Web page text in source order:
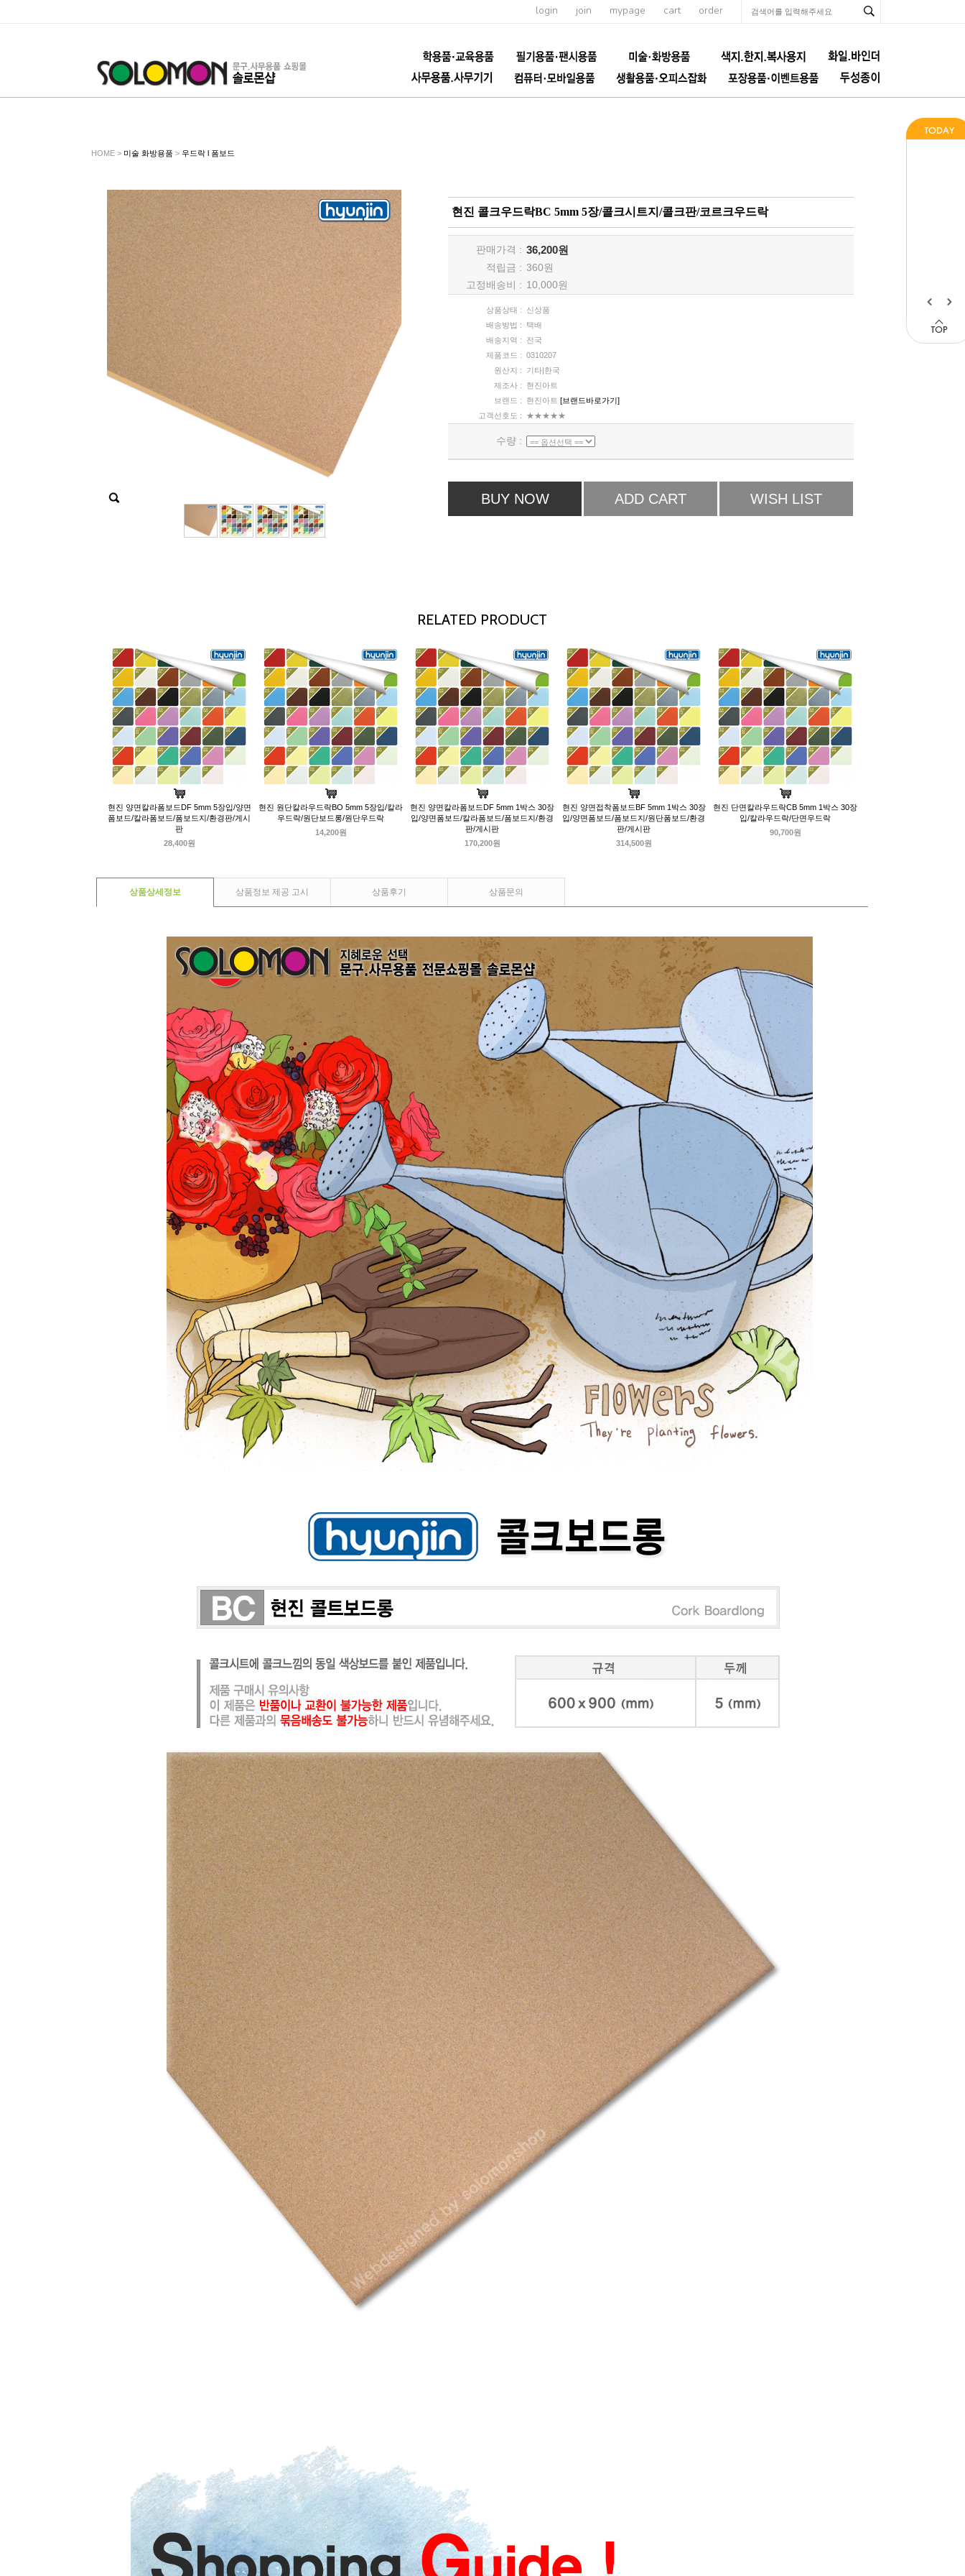
login join mypage cart order
HOME > 미술 화방용품 > 우드락 l 폼보드
현진 콜크우드락BC 5mm 5장/콜크시트지/콜크판/코르크우드락
판매가격 : 36,200원
적립금 : 360원
고정배송비 : 10,000원
상품상태 :
신상품
배송방법 :
택배
배송지역 :
전국
제품코드 : 0310207
원산지 :
기타|한국
제조사 :
현진아트
브랜드 :
현진아트 [브랜드바로가기]
고객선호도 :
★★★★★
수량 :
BUY NOW ADD CART WISH LIST
RELATED PRODUCT
현진 양면칼라폼보드DF 5mm 5장입/양면
폼보드/칼라폼보드/폼보드지/환경판/게시
판
28,400원
현진 원단칼라우드락BO 5mm 5장입/칼라
우드락/원단보드롱/원단우드락
14,200원
현진 양면칼라폼보드DF 5mm 1박스 30장
입/양면폼보드/칼라폼보드/폼보드지/환경
판/게시판
170,200원
현진 양면접착폼보드BF 5mm 1박스 30장
입/양면폼보드/폼보드지/원단폼보드/환경
판/게시판
314,500원
현진 단면칼라우드락CB 5mm 1박스 30장
입/칼라우드락/단면우드락
90,700원
상품상세정보 상품정보 제공 고시 상품후기 상품문의